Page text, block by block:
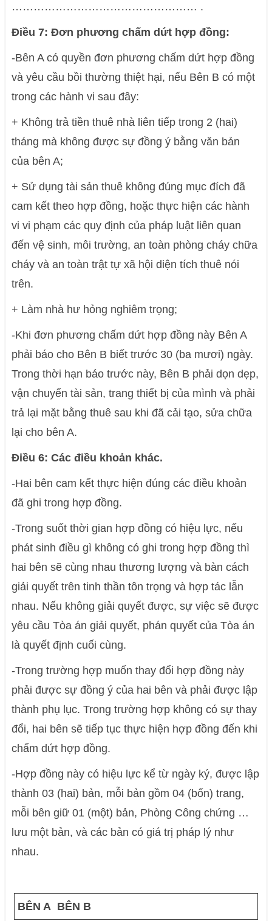
…………………………………………… .
Điều 7: Đơn phương chấm dứt hợp đồng:
-Bên A có quyền đơn phương chấm dứt hợp đồng
và yêu cầu bồi thường thiệt hại, nếu Bên B có một
trong các hành vi sau đây:
+ Không trả tiền thuê nhà liên tiếp trong 2 (hai)
tháng mà không được sự đồng ý bằng văn bản
của bên A;
+ Sử dụng tài sản thuê không đúng mục đích đã
cam kết theo hợp đồng, hoặc thực hiện các hành
vi vi phạm các quy định của pháp luật liên quan
đến vệ sinh, môi trường, an toàn phòng cháy chữa
cháy và an toàn trật tự xã hội diện tích thuê nói
trên.
+ Làm nhà hư hỏng nghiêm trọng;
-Khi đơn phương chấm dứt hợp đồng này Bên A
phải báo cho Bên B biết trước 30 (ba mươi) ngày.
Trong thời hạn báo trước này, Bên B phải dọn dẹp,
vận chuyển tài sản, trang thiết bị của mình và phải
trả lại mặt bằng thuê sau khi đã cải tạo, sửa chữa
lại cho bên A.
Điều 6: Các điều khoản khác.
-Hai bên cam kết thực hiện đúng các điều khoản
đã ghi trong hợp đồng.
-Trong suốt thời gian hợp đồng có hiệu lực, nếu
phát sinh điều gì không có ghi trong hợp đồng thì
hai bên sẽ cùng nhau thương lượng và bàn cách
giải quyết trên tinh thần tôn trọng và hợp tác lẫn
nhau. Nếu không giải quyết được, sự việc sẽ được
yêu cầu Tòa án giải quyết, phán quyết của Tòa án
là quyết định cuối cùng.
-Trong trường hợp muốn thay đổi hợp đồng này
phải được sự đồng ý của hai bên và phải được lập
thành phụ lục. Trong trường hợp không có sự thay
đổi, hai bên sẽ tiếp tục thực hiện hợp đồng đến khi
chấm dứt hợp đồng.
-Hợp đồng này có hiệu lực kể từ ngày ký, được lập
thành 03 (hai) bản, mỗi bản gồm 04 (bốn) trang,
mỗi bên giữ 01 (một) bản, Phòng Công chứng …
lưu một bản, và các bản có giá trị pháp lý như
nhau.
BÊN A BÊN B